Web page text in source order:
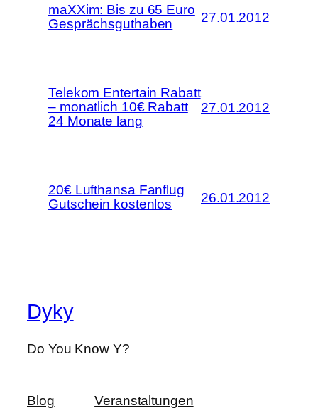
maXXim: Bis zu 65 Euro
Gesprächsguthaben
27.01.2012
Telekom Entertain Rabatt
– monatlich 10€ Rabatt
24 Monate lang
27.01.2012
20€ Lufthansa Fanflug
Gutschein kostenlos
26.01.2012
Dyky
Do You Know Y?
Blog
Veranstaltungen